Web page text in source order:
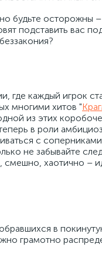
будьте осторожны
подставить вас
где каждый игрок
многими хитов "
из этих
в роли
с
не забывайте
хаотично –
в
грамотно